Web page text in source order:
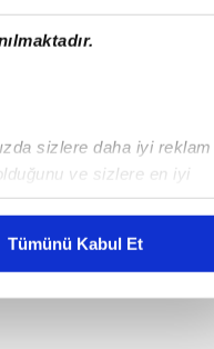
sizlere daha iyi reklam
ve sizlere en iyi
karşılamak
kullanılmaktadır. Bu
Tümünü Kabul Et